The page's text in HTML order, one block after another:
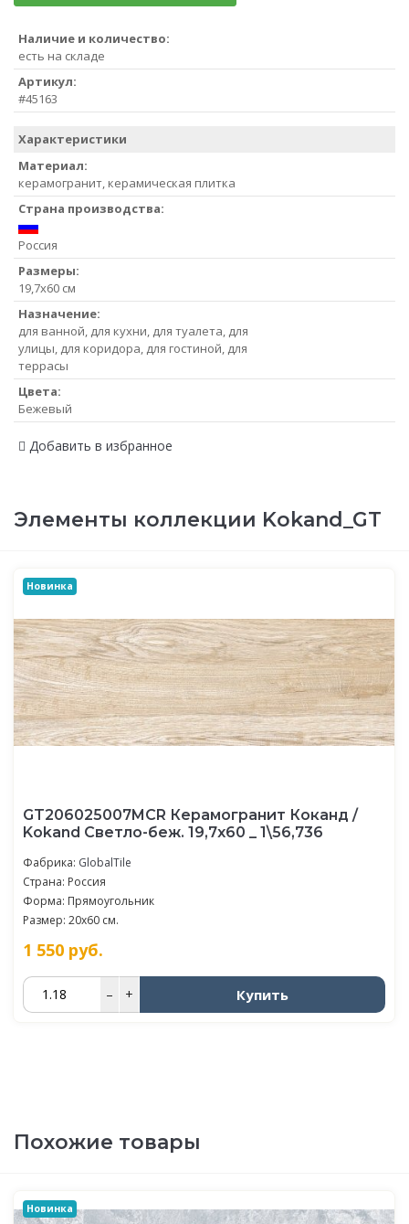
Наличие и количество:
есть на складе
Артикул:
#45163
Характеристики
Материал:
керамогранит, керамическая плитка
Страна производства:
Россия
Размеры:
19,7x60 см
Назначение:
для ванной, для кухни, для туалета, для
улицы, для коридора, для гостиной, для
террасы
Цвета:
Бежевый
Добавить в избранное
Элементы коллекции Kokand_GT
Новинка
GT206025007MCR Керамогранит Коканд /
Kokand Светло-беж. 19,7x60 _ 1\56,736
Фабрика: GlobalTile
Страна: Россия
Форма: Прямоугольник
Размер: 20x60 см.
1 550 руб.
– + Купить
Похожие товары
Новинка